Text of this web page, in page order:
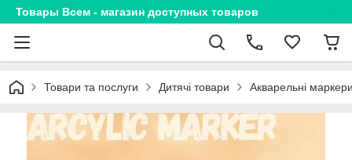
Товары Всем - магазин доступных товаров
Товари та послуги Дитячі товари Акварельні